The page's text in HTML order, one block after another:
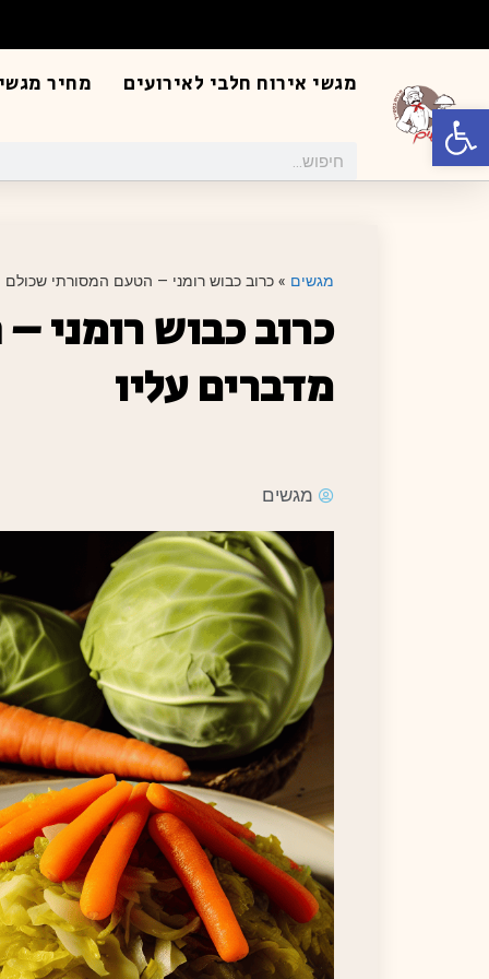
פתח סרגל נגישות
מגשי אירוח חלבי לאירועים מחיר
מגשים » כרוב כבוש רומני – הטעם המסורתי שכולם
כרוב כבוש רומני
מדברים עליו
מגשים